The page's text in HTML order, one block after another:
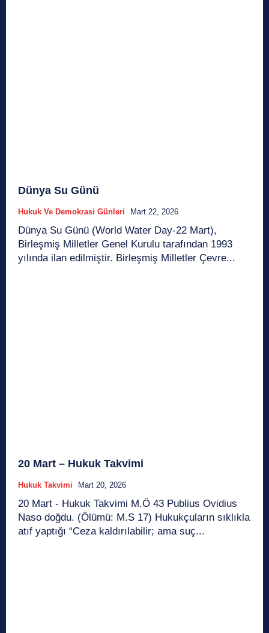
Dünya Su Günü
Hukuk Ve Demokrasi Günleri Mart 22, 2026
Dünya Su Günü (World Water Day-22 Mart),
Birleşmiş Milletler Genel Kurulu tarafından 1993
yılında ilan edilmiştir. Birleşmiş Milletler Çevre...
20 Mart – Hukuk Takvimi
Hukuk Takvimi Mart 20, 2026
20 Mart - Hukuk Takvimi M.Ö 43 Publius Ovidius
Naso doğdu. (Ölümü: M.S 17) Hukukçuların sıklıkla
atıf yaptığı “Ceza kaldırılabilir; ama suç...